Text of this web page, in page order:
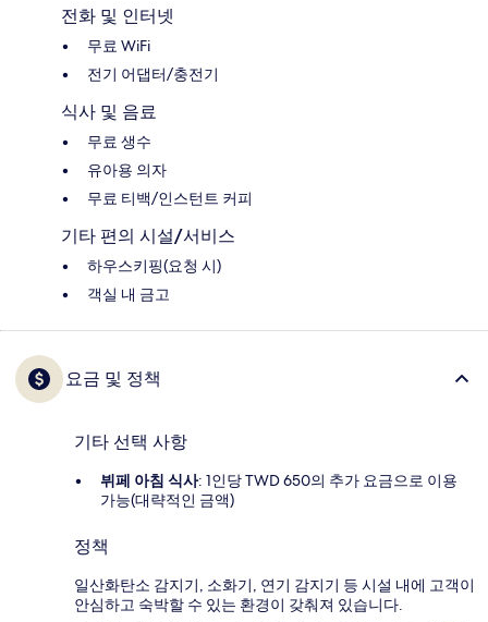
전화 및 인터넷
무료 WiFi
전기 어댑터/충전기
식사 및 음료
무료 생수
유아용 의자
무료 티백/인스턴트 커피
기타 편의 시설/서비스
하우스키핑(요청 시)
객실 내 금고
요금 및 정책
기타 선택 사항
뷔페 아침 식사: 1인당 TWD 650의 추가 요금으로 이용
가능(대략적인 금액)
정책
일산화탄소 감지기, 소화기, 연기 감지기 등 시설 내에 고객이
안심하고 숙박할 수 있는 환경이 갖춰져 있습니다.